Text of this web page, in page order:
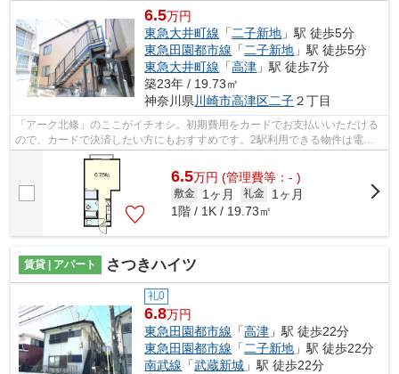
6.5万円
東急大井町線 「二子新地 」駅 徒歩5分
東急田園都市線 「二子新地 」駅 徒歩5分
東急大井町線 「高津 」駅 徒歩7分
築23年 / 19.73㎡
神奈川県川崎市高津区二子２丁目
「アーク北條」のここがイチオシ。初期費用をカードでお支払いいただける
ので、カードで決済したい方にもおすすめです。2駅利用できる物件は電車
での移動が便利です。こちらはマンショ...
6.5万円 (管理費等：- )
敷金 1ヶ月 礼金
1ヶ月
1階 / 1K / 19.73㎡
賃貸 | アパート さつきハイツ
礼0
6.8万円
東急田園都市線 「高津 」駅 徒歩22分
東急田園都市線 「 二子新地 」駅 徒歩22分
南武線 「武蔵新城 」駅 徒歩22分